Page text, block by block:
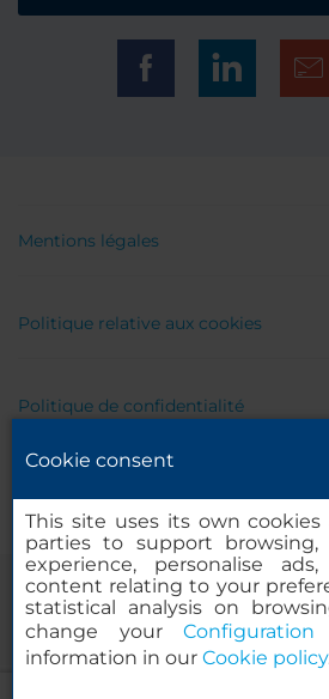
Mentions légales
Politique relative aux cookies
Politique de confidentialité
Cookie consent
This site uses its own
parties to support
experience, personalise
content relating to your
statistical analysis on
change yourConfiguration
information in our Cookie policy